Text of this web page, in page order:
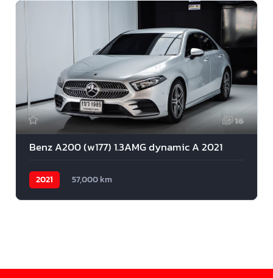
16
Benz A200 (w177) 1.3AMG dynamic A 2021
2021 57,000 km